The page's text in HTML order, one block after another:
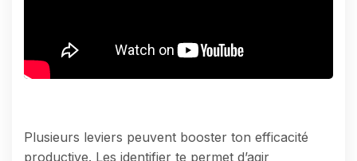
Plusieurs leviers peuvent booster ton efficacité
productive. Les identifier te permet d’agir